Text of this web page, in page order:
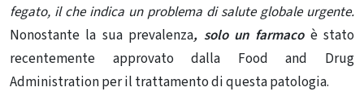
fegato, il che indica un problema di salute globale urgente.
Nonostante la sua prevalenza, solo un farmaco è stato
recentemente approvato dalla Food and Drug
Administration per il trattamento di questa patologia.